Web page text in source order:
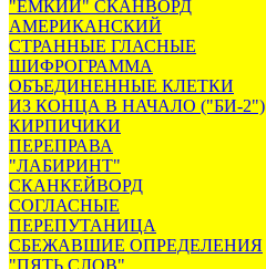
"ЁМКИЙ" СКАНВОРД
АМЕРИКАНСКИЙ
СТРАННЫЕ ГЛАСНЫЕ
ШИФРОГРАММА
ОБЪЕДИНЕННЫЕ КЛЕТКИ
ИЗ КОНЦА В НАЧАЛО ("БИ-2")
КИРПИЧИКИ
ПЕРЕПРАВА
"ЛАБИРИНТ"
СКАНКЕЙВОРД
СОГЛАСНЫЕ
ПЕРЕПУТАНИЦА
СБЕЖАВШИЕ ОПРЕДЕЛЕНИЯ
"ПЯТЬ СЛОВ"